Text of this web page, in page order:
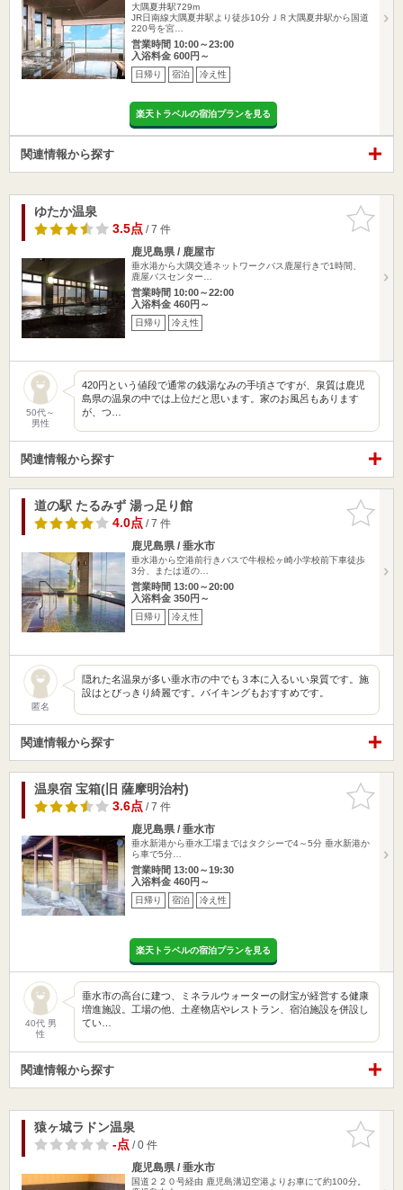
大隅夏井駅729m
JR日南線大隅夏井駅より徒歩10分ＪＲ大隅夏井駅から国道
220号を宮…
営業時間 10:00～23:00
入浴料金 600円～
日帰り 宿泊 冷え性
楽天トラベルの宿泊プランを見る
関連情報から探す
お気に入
りに追加
ゆたか温泉
3.5点/ 7 件
鹿児島県 / 鹿屋市
垂水港から大隅交通ネットワークバス鹿屋行きで1時間、
鹿屋バスセンター…
営業時間 10:00～22:00
入浴料金 460円～
日帰り 冷え性
50代～
男性
420円という値段で通常の銭湯なみの手頃さですが、泉質は鹿児
島県の温泉の中では上位だと思います。家のお風呂もあります
が、つ…
関連情報から探す
お気に入
りに追加
道の駅 たるみず 湯っ足り館
4.0点/ 7 件
鹿児島県 / 垂水市
垂水港から空港前行きバスで牛根松ヶ崎小学校前下車徒歩
3分、または道の…
営業時間 13:00～20:00
入浴料金 350円～
日帰り 冷え性
匿名
隠れた名温泉が多い垂水市の中でも３本に入るいい泉質です。施
設はとびっきり綺麗です。バイキングもおすすめです。
関連情報から探す
お気に入
りに追加
温泉宿 宝箱(旧 薩摩明治村)
3.6点/ 7 件
鹿児島県 / 垂水市
垂水新港から垂水工場まではタクシーで4～5分 垂水新港か
ら車で5分…
営業時間 13:00～19:30
入浴料金 460円～
日帰り 宿泊 冷え性
楽天トラベルの宿泊プランを見る
40代 男
性
垂水市の高台に建つ、ミネラルウォーターの財宝が経営する健康
増進施設。工場の他、土産物店やレストラン、宿泊施設を併設し
てい…
関連情報から探す
お気に入
りに追加
猿ヶ城ラドン温泉
-点/ 0 件
鹿児島県 / 垂水市
国道２２０号経由 鹿児島溝辺空港よりお車にて約100分。